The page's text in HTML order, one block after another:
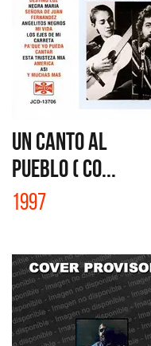
UN CANTO AL
PUEBLO ( CO...
1997